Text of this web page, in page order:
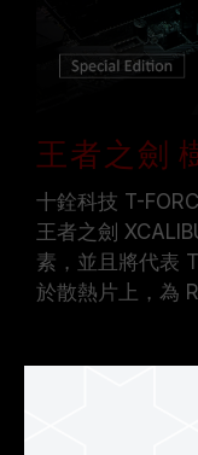
王者之劍
十銓科技 T-
王者之劍
素，並且將代表
於散熱片上，為